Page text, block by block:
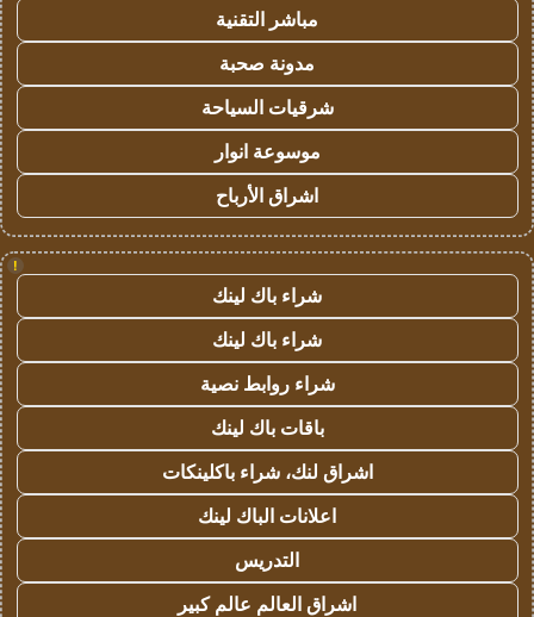
مباشر التقنية
مدونة صحبة
شرقيات السياحة
موسوعة انوار
اشراق الأرباح
!
شراء باك لينك
شراء باك لينك
شراء روابط نصية
باقات باك لينك
اشراق لنك، شراء باكلينكات
اعلانات الباك لينك
التدريس
اشراق العالم عالم كبير